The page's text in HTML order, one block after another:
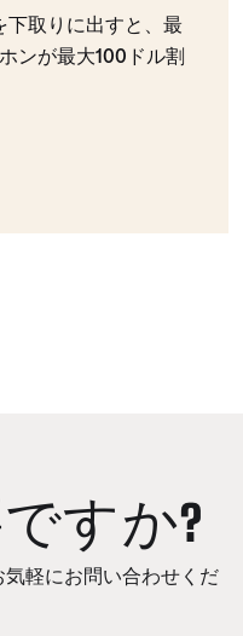
下取りに出すと、最
ンが最大100ドル割
すか?
軽にお問い合わせくだ